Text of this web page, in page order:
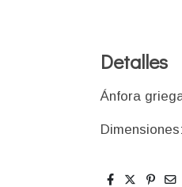
Detalles
Ánfora